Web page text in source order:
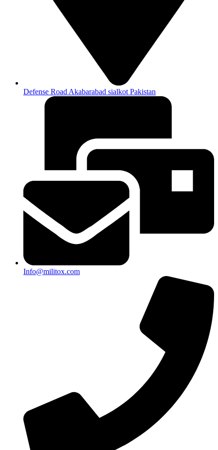
Defense Road Akabarabad sialkot Pakistan
Info@militox.com